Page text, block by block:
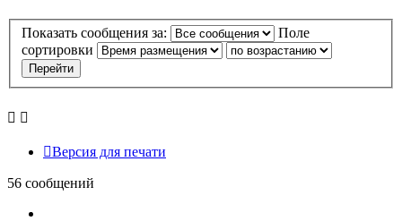
Показать сообщения за:
Поле
сортировки
Версия для печати
56 сообщений